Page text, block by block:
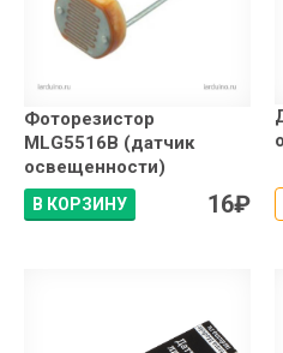
Фоторезистор
MLG5516B (датчик
освещенности)
В КОРЗИНУ 16₽